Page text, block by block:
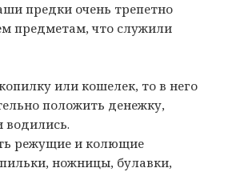
предки очень трепетно
предметам, что служили
или кошелек, то в него
положить денежку,
водились.
режущие и колющие
ножницы, булавки,